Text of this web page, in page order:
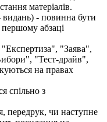
матеріалів.
видань) - повинна бути
абзаці
"Заява",
"Тест-драйв",
на правах
спільно з
передрук, чи наступне